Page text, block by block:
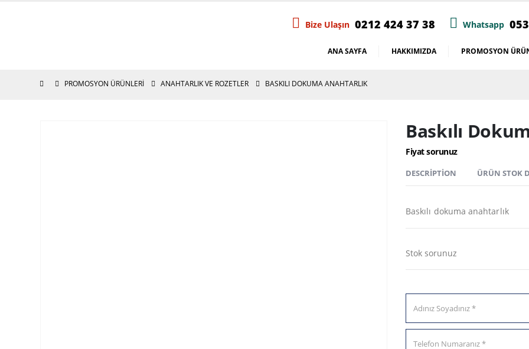
Bize Ulaşın 0212 424 37 38 Whatsapp
ANA SAYFA HAKKIMIZDA PROMOSYON
PROMOSYON ÜRÜNLERI ANAHTARLIK VE ROZETLER BASKILI DOKUMA ANAHTARLIK
Baskılı
Fiyat sorunuz
DESCRIPTION ÜRÜN STOK
Baskılı dokuma anahtarlık
Stok sorunuz